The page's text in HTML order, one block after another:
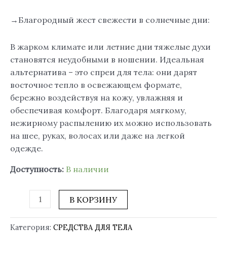
→Благородный жест свежести в солнечные дни:
В жарком климате или летние дни тяжелые духи
становятся неудобными в ношении. Идеальная
альтернатива – это спреи для тела: они дарят
восточное тепло в освежающем формате,
бережно воздействуя на кожу, увлажняя и
обеспечивая комфорт. Благодаря мягкому,
нежирному распылению их можно использовать
на шее, руках, волосах или даже на легкой
одежде.
Доступность: В наличии
В КОРЗИНУ
Категория: СРЕДСТВА ДЛЯ ТЕЛА